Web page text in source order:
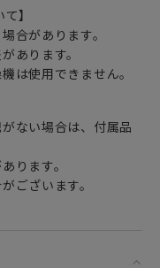
としても
楽しめる
。
】
合があります。
あります。
は使用できません。
ない場合は、付属品
ります。
ございます。